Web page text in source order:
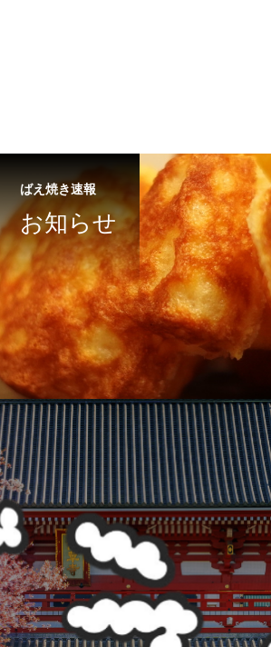
ばえ焼き速報
お知らせ